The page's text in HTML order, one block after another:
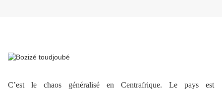
C’est le chaos généralisé en Centrafrique. Le pays est